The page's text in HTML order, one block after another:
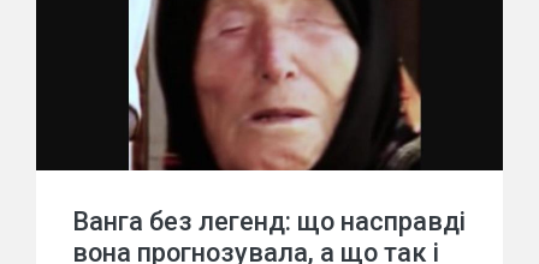
Ванга без легенд: що насправді
вона прогнозувала, а що так і